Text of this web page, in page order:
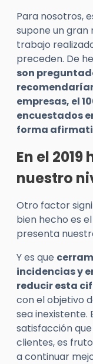
Para nosotros,
supone un
trabajo
preceden. De
son
empresas, el
encuestados
forma
En el
nuestro
Otro factor
bien hecho es
presenta
Y es que
incidencias y
reducir esta
con el objetivo
sea inexistente.
satisfacción
clientes, es
a continuar